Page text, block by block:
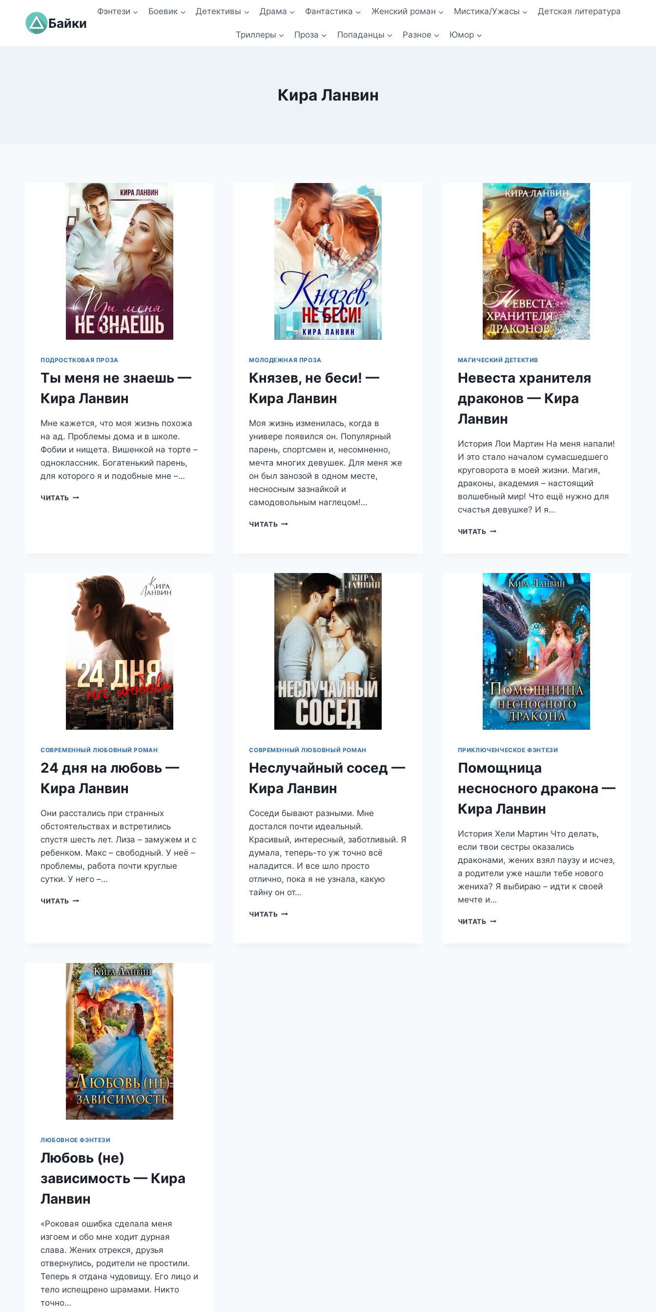
содержимому
Байки
Фэнтези Боевик Детективы Драма Фантастика Женский роман Мистика/Ужасы Детская литература
Триллеры Проза Попаданцы Разное Юмор
Кира Ланвин
ПОДРОСТКОВАЯ ПРОЗА
Ты меня не знаешь —
Кира Ланвин
Мне кажется, что моя жизнь похожа
на ад. Проблемы дома и в школе.
Фобии и нищета. Вишенкой на торте –
одноклассник. Богатенький парень,
для которого я и подобные мне –…
ЧИТАТЬ ТЫ
МОЛОДЕЖНАЯ ПРОЗА
Князев, не беси! —
Кира Ланвин
Моя жизнь изменилась, когда в
универе появился он. Популярный
парень, спортсмен и, несомненно,
мечта многих девушек. Для меня же
он был занозой в одном месте,
несносным зазнайкой и
самодовольным наглецом!…
ЧИТАТЬ КНЯЗЕВ,
ЛАНВИН
МАГИЧЕСКИЙ ДЕТЕКТИВ
Невеста хранителя
драконов — Кира
Ланвин
История Лои Мартин На меня напали!
И это стало началом сумасшедшего
круговорота в моей жизни. Магия,
драконы, академия – настоящий
волшебный мир! Что ещё нужно для
счастья девушке? И я…
ЧИТАТЬ НЕВЕСТА
ЛАНВИН
СОВРЕМЕННЫЙ ЛЮБОВНЫЙ РОМАН
24 дня на любовь —
Кира Ланвин
Они расстались при странных
обстоятельствах и встретились
спустя шесть лет. Лиза – замужем и с
ребенком. Макс – свободный. У неё –
проблемы, работа почти круглые
сутки. У него –…
ЧИТАТЬ 24
СОВРЕМЕННЫЙ ЛЮБОВНЫЙ РОМАН
Неслучайный сосед —
Кира Ланвин
Соседи бывают разными. Мне
достался почти идеальный.
Красивый, интересный, заботливый. Я
думала, теперь-то уж точно всё
наладится. И все шло просто
отлично, пока я не узнала, какую
тайну он от…
ЧИТАТЬ НЕСЛУЧАЙНЫЙ
ПРИКЛЮЧЕНЧЕСКОЕ ФЭНТЕЗИ
Помощница
несносного дракона —
Кира Ланвин
История Хели Мартин Что делать,
если твои сестры оказались
драконами, жених взял паузу и исчез,
а родители уже нашли тебе нового
жениха? Я выбираю – идти к своей
мечте и…
ЧИТАТЬ ПОМОЩНИЦА
ЛЮБОВНОЕ ФЭНТЕЗИ
Любовь (не)
зависимость — Кира
Ланвин
«Роковая ошибка сделала меня
изгоем и обо мне ходит дурная
слава. Жених отрекся, друзья
отвернулись, родители не простили.
Теперь я отдана чудовищу. Его лицо и
тело испещрено шрамами. Никто
точно…